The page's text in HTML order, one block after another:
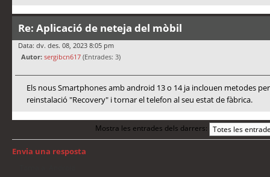
Re: Aplicació de neteja del mòbil
Data: dv. des. 08, 2023 8:05 pm
Autor: sergibcn617 (Entrades: 3)
Els nous Smartphones amb android 13 o 14 ja inclouen metodes
reinstalació "Recovery" i tornar el telefon al seu estat de fàbrica.
Mostra les entrades dels darrers:
Envia una resposta